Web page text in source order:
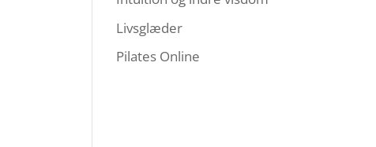
Livsglæder
Pilates Online